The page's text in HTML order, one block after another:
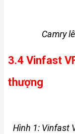
Camry
3.4 Vinfast
thượng
Hình 1: Vinfast